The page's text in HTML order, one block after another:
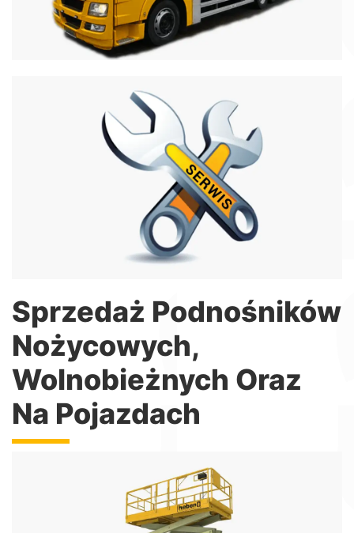
Serwis
Specjalizujemy się również w serwisie
podnośników, dźwigów i hydrauliki maszynowej
Więcej informacji
Sprzedaż Podnośników
Nożycowych,
Wolnobieżnych Oraz
Na Pojazdach
Podnośniki Nożycowe